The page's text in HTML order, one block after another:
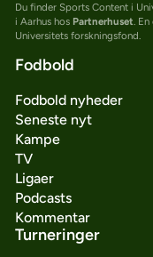
Du finder Sports Content i
i Aarhus hos Partnerhuset .
Universitets forskningsfond.
Fodbold
Fodbold nyheder
Seneste nyt
Kampe
TV
Ligaer
Podcasts
Kommentar
Turneringer